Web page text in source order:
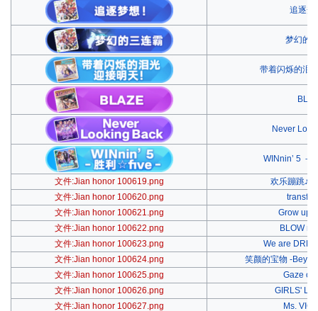
追逐梦
梦幻的
带着闪烁的泪
Never
WINnin’ 5 －
文件:Jian honor 100619.png
欢乐蹦跳♪
文件:Jian honor 100620.png
文件:Jian honor 100621.png
Grow up
文件:Jian honor 100622.png
BLOW
文件:Jian honor 100623.png
We are
文件:Jian honor 100624.png
笑颜的宝物 -
文件:Jian honor 100625.png
Gaze on
文件:Jian honor 100626.png
GIRLS'
文件:Jian honor 100627.png
Ms.